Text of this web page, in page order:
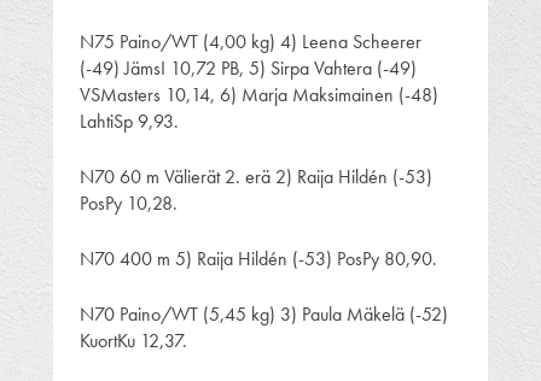
N75 Paino/WT (4,00 kg) 4) Leena Scheerer
(-49) JämsI 10,72 PB, 5) Sirpa Vahtera (-49)
VSMasters 10,14, 6) Marja Maksimainen (-48)
LahtiSp 9,93.
N70 60 m Välierät 2. erä 2) Raija Hildén (-53)
PosPy 10,28.
N70 400 m 5) Raija Hildén (-53) PosPy 80,90.
N70 Paino/WT (5,45 kg) 3) Paula Mäkelä (-52)
KuortKu 12,37.